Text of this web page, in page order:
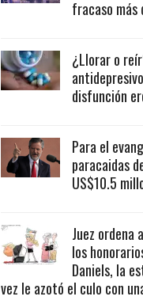
fracaso más
¿Llorar o
disfunción
Para el
paracaidas
US$10.5
Juez ordena
los
Daniels, la
vez le azotó el culo con